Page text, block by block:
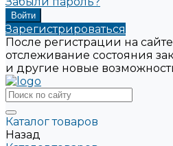
Зарегистрироваться
После регистрации на
отслеживание состояния
и другие новые
Каталог товаров
Назад